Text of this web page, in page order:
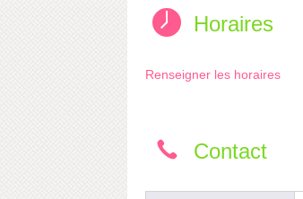
Horaires
Renseigner les horaires
Contact